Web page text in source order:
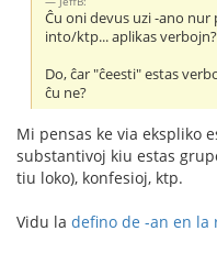
Ĉu oni devus uzi -ano
into/ktp... aplikas verbojn?
Do, ĉar "ĉeesti" estas
ĉu ne?
Mi pensas ke via ekspliko
substantivoj kiu estas
tiu loko), konfesioj, ktp.
Vidu la defino de -an en la